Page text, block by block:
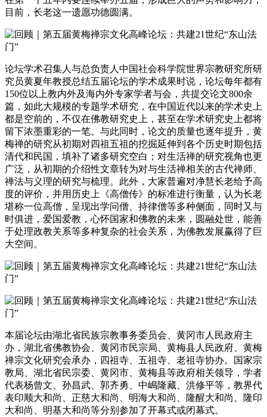
目前，长老这一遗愿功德圆满。
论坛学术召集人与总负责人中国社会科学院世界宗教研究所研
究员黄夏年教授总结五届论坛的学术成果时说，论坛每年都有
150位以上教内外及海内外专家学者与会，共提交论文800余
篇，如此大规模的专题学术研究，在中国近代以来的学术史上
都是空前的，不仅在佛教研究史上，甚至在学术研究史上都将
留下浓墨重彩的一笔。与此同时，论文的质量也逐年提升，黄
梅禅的研究从初期对四祖五祖的挖掘延伸到各个历史时期包括
清代和民国，填补了诸多研究空白；对生活禅的研究视角也更
广泛，从初期的介绍性文章转为对与生活禅相关的古代禅师、
禅法与义理的研究与梳理。此外，大家普遍对净慧长老给予高
度的评价，并用历史上《高僧传》的标准进行衡量，认为长老
堪称一位高僧，呈现出学问僧、持律僧等多种侧面，同时又与
时俱进，爱国爱教，心怀国家和佛教的未来，圆融处世，能善
于处理政教关系等多种复杂的社会关系，为佛教发展赢得了巨
大空间。
本届论坛由湖北省民族宗教事务委员会、黄冈市人民政府主
办，湖北省佛教协会、黄冈市民宗局、黄梅县人民政府、黄梅
禅宗文化研究会承办，四祖寺、五祖寺、老祖寺协办。国家宗
教局、湖北省民宗委、黄冈市、黄梅县等政府相关领导，学者
代表杨曾文、孙昌武、郭齐勇、中嶋隆藏、洪修平等，教界代
表印顺大和尚、正慈大和尚、明海大和尚、隆醒大和尚、隆印
大和尚、明基大和尚等分别参加了开幕式或闭幕式。